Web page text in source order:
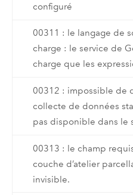
configuré
00311 : le langage de
charge : le service de
charge que les
00312 : impossible de
collecte de données
pas disponible dans le
00313 : le champ
couche d’atelier
invisible.